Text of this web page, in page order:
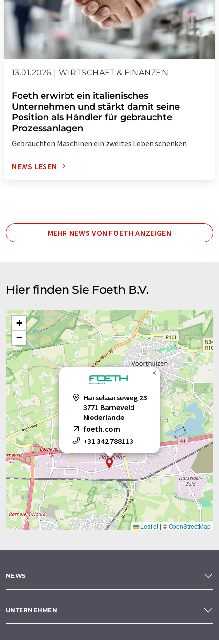
13.01.2026 | WIRTSCHAFT & FINANZEN
Foeth erwirbt ein italienisches
Unternehmen und stärkt damit seine
Position als Händler für gebrauchte
Prozessanlagen
Gebrauchten Maschinen ein zweites Leben schenken
NEWS LESEN
MEHR NEWS VON FOETH ANZEIGEN
Hier finden Sie Foeth B.V.
Harselaarseweg 23
3771 Barneveld
Niederlande
foeth.com
+31 342 788113
×
+
−
Leaflet | ©OpenStreetMap
NEWS
UNTERNEHMEN